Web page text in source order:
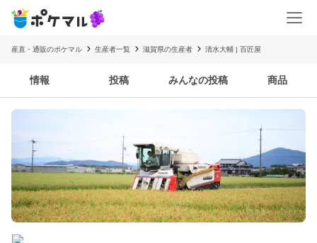
産直・通販のポケマル 生産者一覧 滋賀県の生産者 清水大輔 | 百匠屋
情報 投稿 みんなの投稿 商品